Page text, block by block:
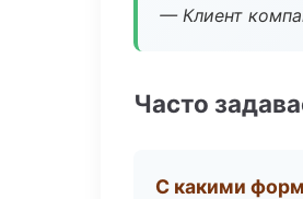
— Клиент
Часто
С какими